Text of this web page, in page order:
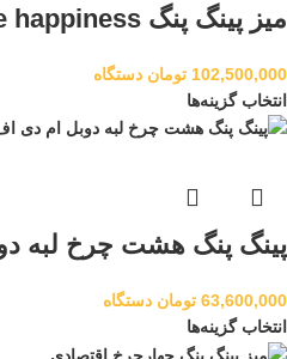
میز پینگ پنگ Double happiness
102,500,000 تومان دستگاه
انتخاب گزینه‌ها
پینگ پنگ هشت چرخ لبه
63,600,000 تومان دستگاه
انتخاب گزینه‌ها